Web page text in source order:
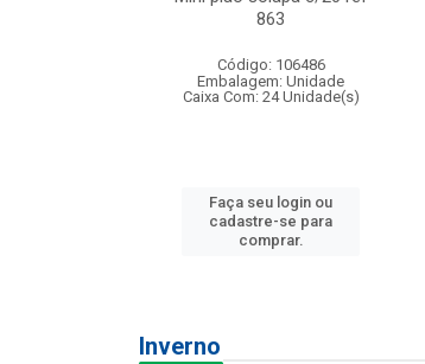
863
Código: 106486
Embalagem: Unidade
Caixa Com: 24 Unidade(s)
Faça seu login ou
cadastre-se para
comprar.
Inverno